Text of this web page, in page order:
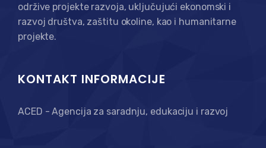
održive projekte razvoja, uključujući ekonomski i
razvoj društva, zaštitu okoline, kao i humanitarne
projekte.
KONTAKT INFORMACIJE
ACED - Agencija za saradnju, edukaciju i razvoj